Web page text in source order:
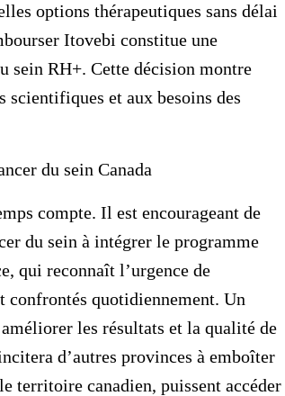
options thérapeutiques sans délai
Itovebi constitue une
sein RH+. Cette décision montre
scientifiques et aux besoins des
du sein Canada
compte. Il est encourageant de
du sein à intégrer le programme
qui reconnaît l’urgence de
confrontés quotidiennement. Un
les résultats et la qualité de
d’autres provinces à emboîter
territoire canadien, puissent accéder